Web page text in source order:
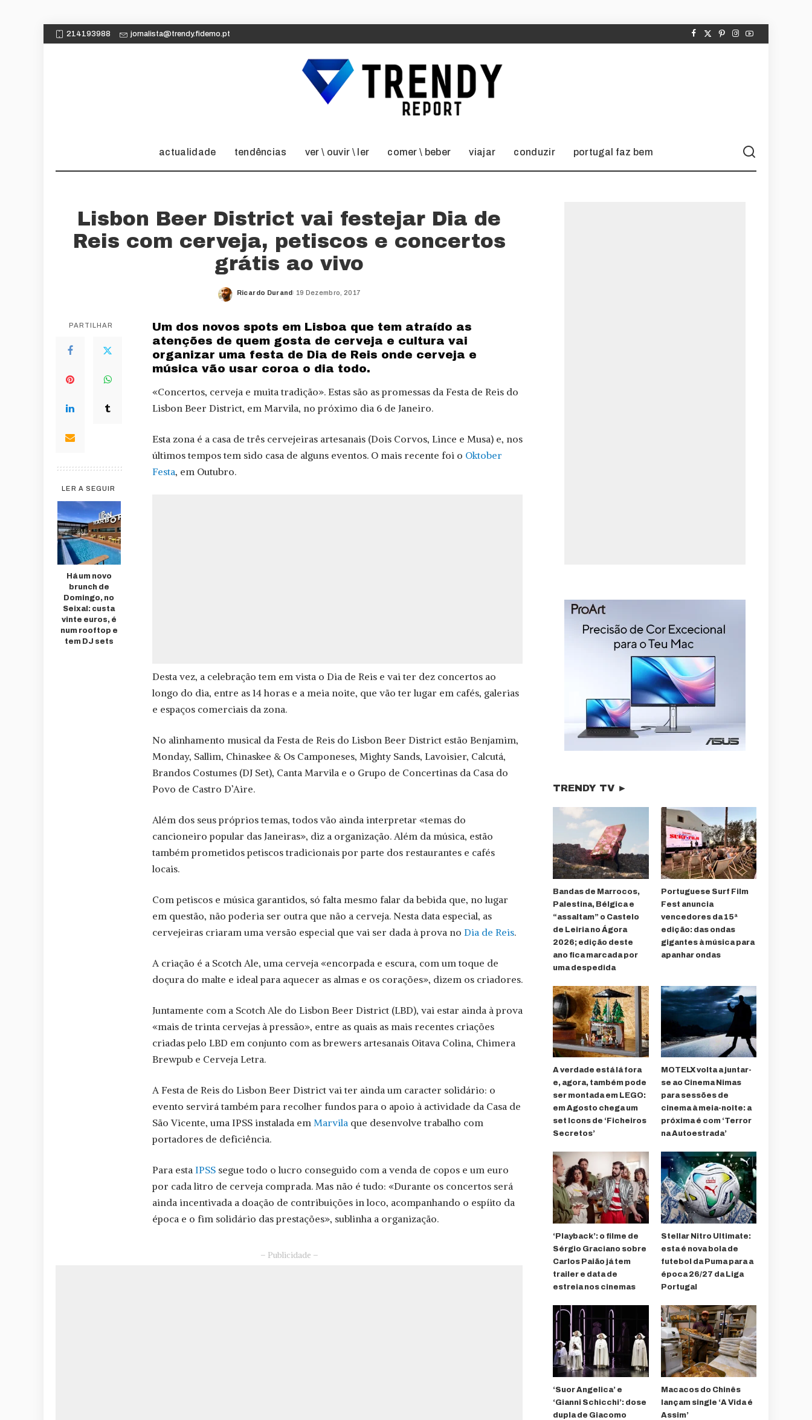
214193988 jornalista@trendy.fidemo.pt
actualidade tendências ver \ ouvir \ ler comer \ beber viajar conduzir portugal faz bem
Lisbon Beer District vai festejar Dia de
Reis com cerveja, petiscos e concertos
grátis ao vivo
Posted
Ricardo Durand 19 Dezembro, 2017
PARTILHAR
LER A SEGUIR
Há um novo
brunch de
Domingo, no
Seixal: custa
vinte euros, é
num rooftop e
tem DJ sets
Um dos novos spots em Lisboa que tem atraído as
atenções de quem gosta de cerveja e cultura vai
organizar uma festa de Dia de Reis onde cerveja e
música vão usar coroa o dia todo.
«Concertos, cerveja e muita tradição». Estas são as promessas da Festa de Reis do
Lisbon Beer District, em Marvila, no próximo dia 6 de Janeiro.
Esta zona é a casa de três cervejeiras artesanais (Dois Corvos, Lince e Musa) e, nos
últimos tempos tem sido casa de alguns eventos. O mais recente foi o Oktober
Festa, em Outubro.
Desta vez, a celebração tem em vista o Dia de Reis e vai ter dez concertos ao
longo do dia, entre as 14 horas e a meia noite, que vão ter lugar em cafés, galerias
e espaços comerciais da zona.
No alinhamento musical da Festa de Reis do Lisbon Beer District estão Benjamim,
Monday, Sallim, Chinaskee & Os Camponeses, Mighty Sands, Lavoisier, Calcutá,
Brandos Costumes (DJ Set), Canta Marvila e o Grupo de Concertinas da Casa do
Povo de Castro D’Aire.
Além dos seus próprios temas, todos vão ainda interpretar «temas do
cancioneiro popular das Janeiras», diz a organização. Além da música, estão
também prometidos petiscos tradicionais por parte dos restaurantes e cafés
locais.
Com petiscos e música garantidos, só falta mesmo falar da bebida que, no lugar
em questão, não poderia ser outra que não a cerveja. Nesta data especial, as
cervejeiras criaram uma versão especial que vai ser dada à prova no Dia de Reis.
A criação é a Scotch Ale, uma cerveja «encorpada e escura, com um toque de
doçura do malte e ideal para aquecer as almas e os corações», dizem os criadores.
Juntamente com a Scotch Ale do Lisbon Beer District (LBD), vai estar ainda à prova
«mais de trinta cervejas à pressão», entre as quais as mais recentes criações
criadas pelo LBD em conjunto com as brewers artesanais Oitava Colina, Chimera
Brewpub e Cerveja Letra.
A Festa de Reis do Lisbon Beer District vai ter ainda um caracter solidário: o
evento servirá também para recolher fundos para o apoio à actividade da Casa de
São Vicente, uma IPSS instalada em Marvila que desenvolve trabalho com
portadores de deficiência.
Para esta IPSS segue todo o lucro conseguido com a venda de copos e um euro
por cada litro de cerveja comprada. Mas não é tudo: «Durante os concertos será
ainda incentivada a doação de contribuições in loco, acompanhando o espíito da
época e o fim solidário das prestações», sublinha a organização.
– Publicidade –
TRENDY TV ►
Bandas de Marrocos,
Palestina, Bélgica e
“assaltam” o Castelo
de Leiria no Ágora
2026; edição deste
ano fica marcada por
uma despedida
Portuguese Surf Film
Fest anuncia
vencedores da 15ª
edição: das ondas
gigantes à música para
apanhar ondas
A verdade está lá fora
e, agora, também pode
ser montada em LEGO:
em Agosto chega um
set Icons de ‘Ficheiros
Secretos’
MOTELX volta a juntar-
se ao Cinema Nimas
para sessões de
cinema à meia-noite: a
próxima é com ‘Terror
na Autoestrada’
‘Playback’: o filme de
Sérgio Graciano sobre
Carlos Paião já tem
trailer e data de
estreia nos cinemas
Stellar Nitro Ultimate:
esta é nova bola de
futebol da Puma para a
época 26/27 da Liga
Portugal
‘Suor Angelica’ e
‘Gianni Schicchi’: dose
dupla de Giacomo
Macacos do Chinês
lançam single ‘A Vida é
Assim’